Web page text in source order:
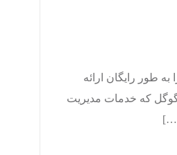
طور رایگان ارائه
که خدمات مدیریت
[…]